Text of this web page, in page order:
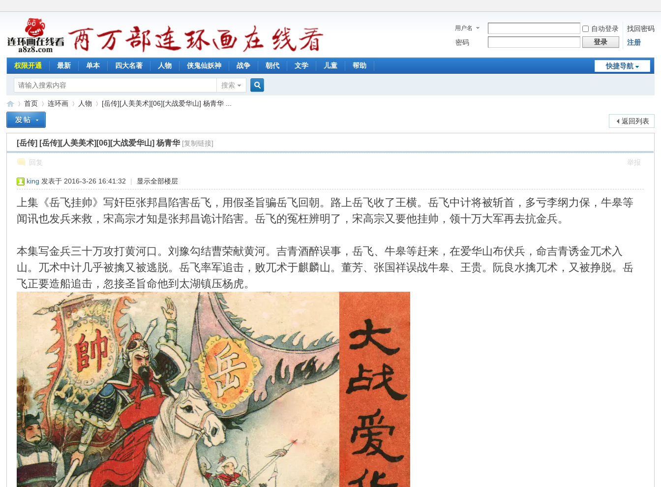
用户名 自动登录
找回密码
密码
登录 注册
快捷导航
权限开通 最新 单本 四大名著 人物 侠鬼仙妖神 战争 朝代 文学 儿童 帮助
搜索
»
首页
›
连环画
›
人物
›
[岳传][人美美术][06][大战爱华山] 杨青华 ...
返回列表
[岳传] [岳传][人美美术][06][大战爱华山] 杨青华 [复制链接]
回复 举报
king 发表于 2016-3-26 16:41:32 | 显示全部楼层
上集《岳飞挂帅》写奸臣张邦昌陷害岳飞，用假圣旨骗岳飞回朝。路上岳飞收了王横。岳飞中计将被斩首，多亏李纲力保，牛皋等
闻讯也发兵来救，宋高宗才知是张邦昌诡计陷害。岳飞的冤枉辨明了，宋高宗又要他挂帅，领十万大军再去抗金兵。
本集写金兵三十万攻打黄河口。刘豫勾结曹荣献黄河。吉青酒醉误事，岳飞、牛皋等赶来，在爱华山布伏兵，命吉青诱金兀术入
山。兀术中计几乎被擒又被逃脱。岳飞率军追击，败兀术于麒麟山。董芳、张国祥误战牛皋、王贵。阮良水擒兀术，又被挣脱。岳
飞正要造船追击，忽接圣旨命他到太湖镇压杨虎。